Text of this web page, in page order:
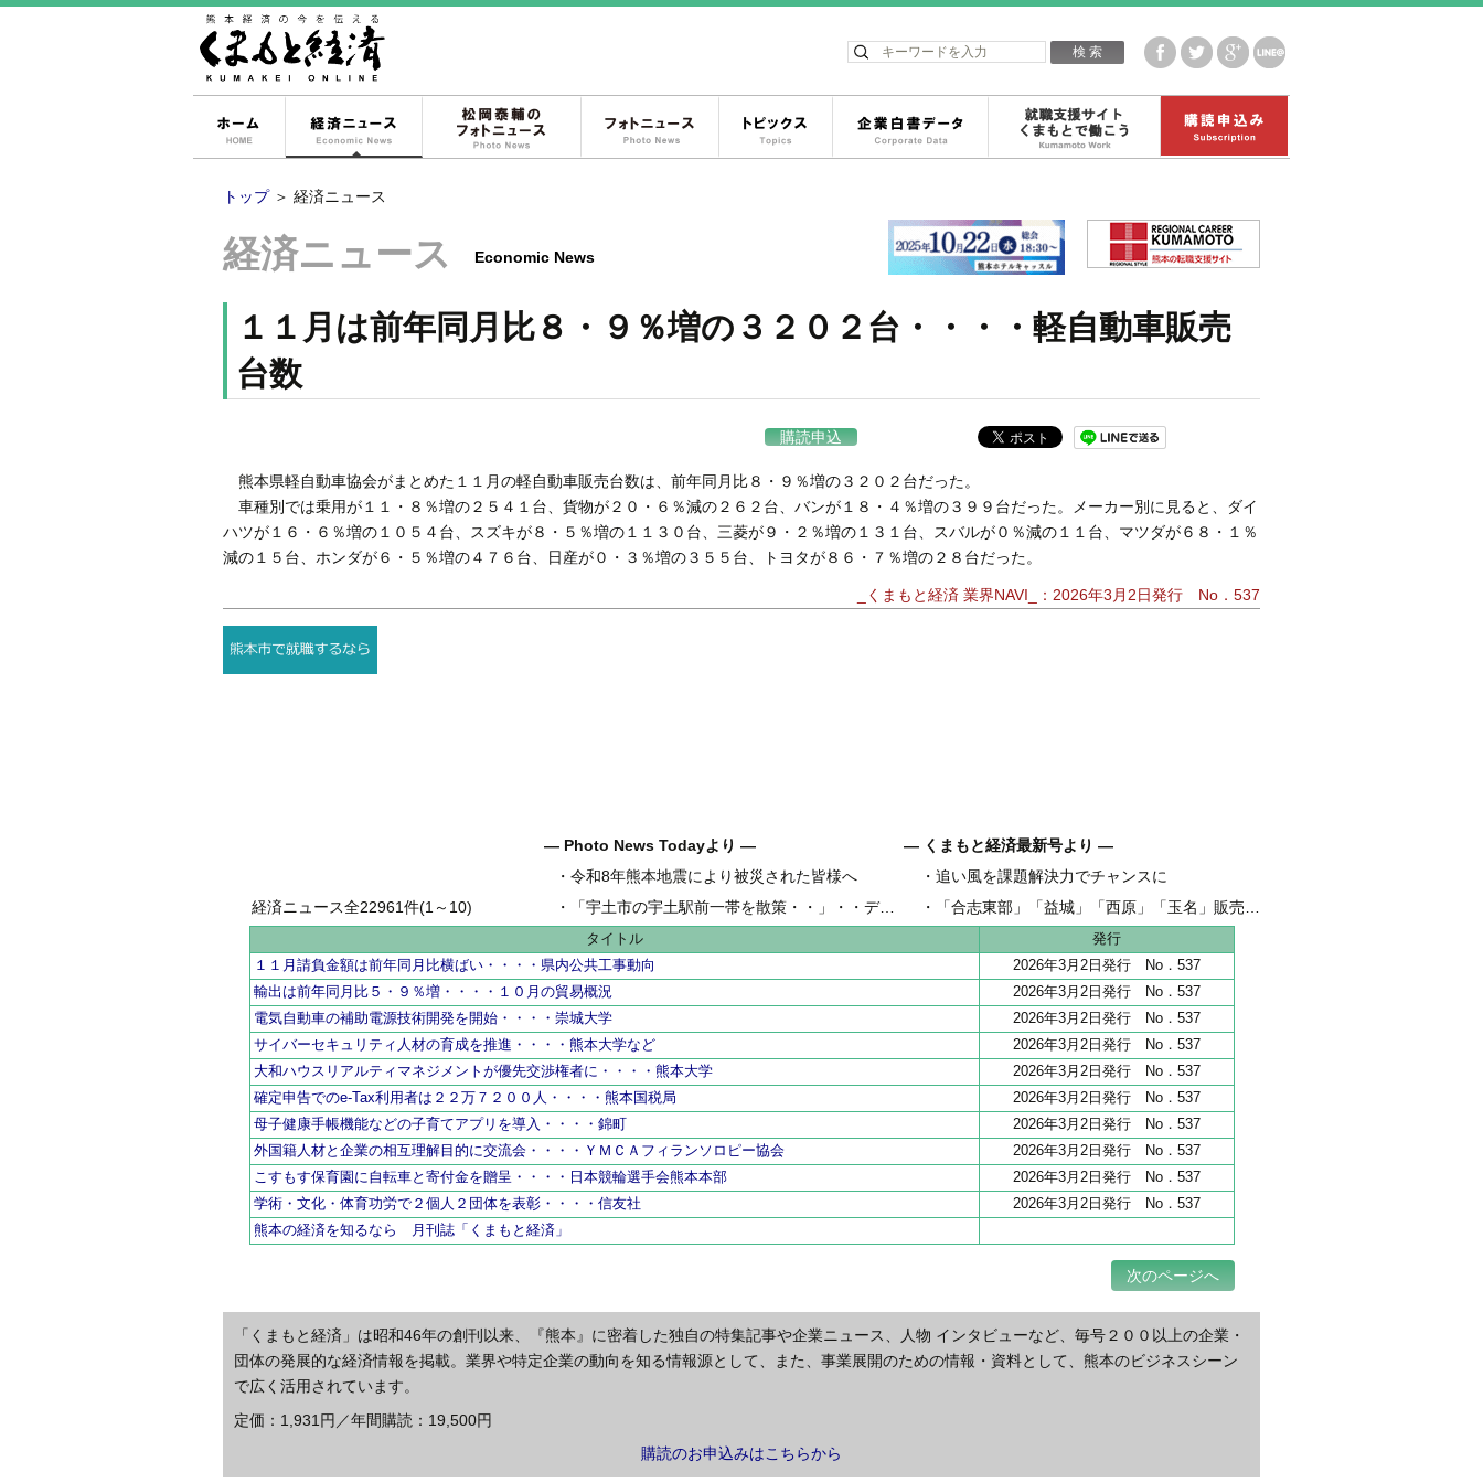
経済ニュース 企業白書データ
トップ ＞ 経済ニュース
経済ニュース Economic News
１１月は前年同月比８・９％増の３２０２台・・・・軽自動車販売
台数
購読申込
熊本県軽自動車協会がまとめた１１月の軽自動車販売台数は、前年同月比８・９％増の３２０２台だった。
車種別では乗用が１１・８％増の２５４１台、貨物が２０・６％減の２６２台、バンが１８・４％増の３９９台だった。メーカー別に見ると、ダイ
ハツが１６・６％増の１０５４台、スズキが８・５％増の１１３０台、三菱が９・２％増の１３１台、スバルが０％減の１１台、マツダが６８・１％
減の１５台、ホンダが６・５％増の４７６台、日産が０・３％増の３５５台、トヨタが８６・７％増の２８台だった。
_くまもと経済 業界NAVI_：2026年3月2日発行 No．537
― Photo News Todayより ―
・令和8年熊本地震により被災された皆様へ
・
「宇土市の宇土駅前一帯を散策・・」・・デジカメ松岡の昼散策
― くまもと経済最新号より ―
・追い風を課題解決力でチャンスに
県内地域金融 伴走支援強化し、新たな資金需要を開拓
・
「合志東部」「益城」「西原」「玉名」販売好調
県内工業団地 全206haうち65haが分譲開始
経済ニュース全22961件(1～10)
タイトル
発行
１１月請負金額は前年同月比横ばい・・・・県内公共工事動向
2026年3月2日発行 No．537
輸出は前年同月比５・９％増・・・・１０月の貿易概況
2026年3月2日発行 No．537
電気自動車の補助電源技術開発を開始・・・・崇城大学
2026年3月2日発行 No．537
サイバーセキュリティ人材の育成を推進・・・・熊本大学など
2026年3月2日発行 No．537
大和ハウスリアルティマネジメントが優先交渉権者に・・・・熊本大学
2026年3月2日発行 No．537
確定申告でのe-Tax利用者は２２万７２００人・・・・熊本国税局
2026年3月2日発行 No．537
母子健康手帳機能などの子育てアプリを導入・・・・錦町
2026年3月2日発行 No．537
外国籍人材と企業の相互理解目的に交流会・・・・ＹＭＣＡフィランソロピー協会
2026年3月2日発行 No．537
こすもす保育園に自転車と寄付金を贈呈・・・・日本競輪選手会熊本本部
2026年3月2日発行 No．537
学術・文化・体育功労で２個人２団体を表彰・・・・信友社
2026年3月2日発行 No．537
熊本の経済を知るなら 月刊誌「くまもと経済」
次のページへ
「くまもと経済」は昭和46年の創刊以来、『熊本』に密着した独自の特集記事や企業ニュース、人物 インタビューなど、毎号２００以上の企業・
団体の発展的な経済情報を掲載。業界や特定企業の動向を知る情報源として、また、事業展開のための情報・資料として、熊本のビジネスシーン
で広く活用されています。
定価：1,931円／年間購読：19,500円
購読のお申込みはこちらから